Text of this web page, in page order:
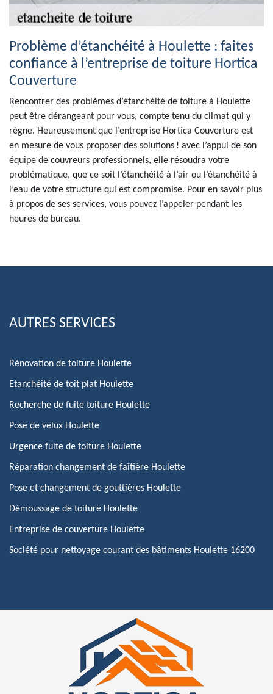
Problème d’étanchéité à Houlette : faites
confiance à l’entreprise de toiture Hortica
Couverture
Rencontrer des problèmes d’étanchéité de toiture à Houlette
peut être dérangeant pour vous, compte tenu du climat qui y
règne. Heureusement que l’entreprise Hortica Couverture est
en mesure de vous proposer des solutions ! avec l’appui de son
équipe de couvreurs professionnels, elle résoudra votre
problématique, que ce soit l’étanchéité à l’air ou l’étanchéité à
l’eau de votre structure qui est compromise. Pour en savoir plus
à propos de ses services, vous pouvez l’appeler pendant les
heures de bureau.
AUTRES SERVICES
Rénovation de toiture Houlette
Etanchéité de toit plat Houlette
Recherche de fuite toiture Houlette
Pose de velux Houlette
Urgence fuite de toiture Houlette
Réparation changement de faîtière Houlette
Pose et changement de gouttières Houlette
Démoussage de toiture Houlette
Entreprise de couverture Houlette
Société pour nettoyage courant des bâtiments Houlette 16200